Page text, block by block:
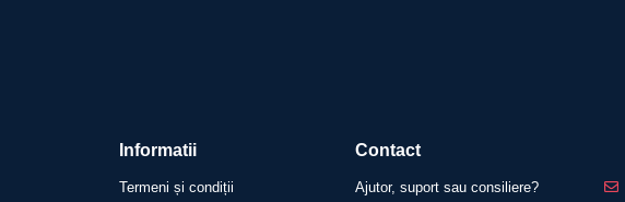
Informatii
Termeni și condiții
Contact
Ajutor, suport sau consiliere?